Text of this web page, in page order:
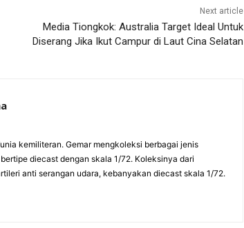
Next article
Media Tiongkok: Australia Target Ideal Untuk
Diserang Jika Ikut Campur di Laut Cina Selatan
kemiliteran. Gemar mengkoleksi berbagai jenis
diecast dengan skala 1/72. Koleksinya dari
anti serangan udara, kebanyakan diecast skala 1/72.